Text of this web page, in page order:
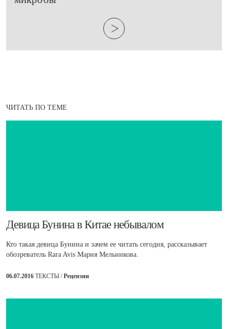
ЧИТАТЬ ПО ТЕМЕ
​Девица Бунина в Китае небывалом
Кто такая девица Бунина и зачем ее читать сегодня, рассказывает
обозреватель Rara Avis Мария Мельникова.
06.07.2016 ТЕКСТЫ /Рецензии